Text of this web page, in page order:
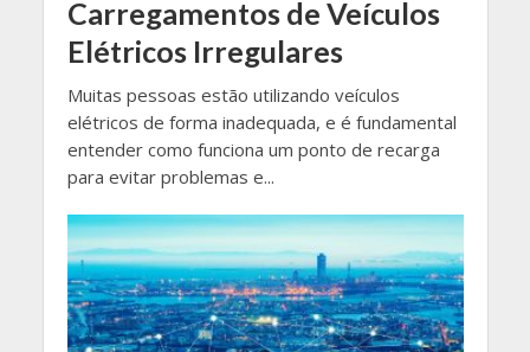
Carregamentos de Veículos
Elétricos Irregulares
Muitas pessoas estão utilizando veículos
elétricos de forma inadequada, e é fundamental
entender como funciona um ponto de recarga
para evitar problemas e...